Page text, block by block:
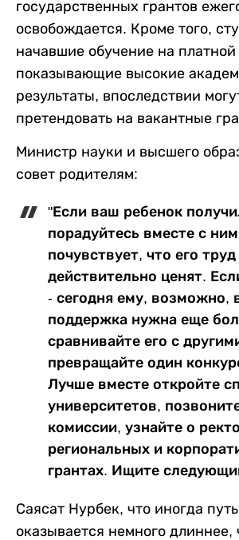
государственных грантов
освобождается. Кроме того,
начавшие обучение на платной
показывающие высокие
результаты, впоследствии
претендовать на вакантные
Министр науки и высшего
совет родителям:
"Если ваш ребенок
порадуйтесь вместе с
почувствует, что его труд
действительно ценят.
- сегодня ему, возможно,
поддержка нужна еще
сравнивайте его с
превращайте один
Лучше вместе откройте
университетов,
комиссии, узнайте о
региональных и
грантах. Ищите
Саясат Нурбек, что иногда
оказывается немного длиннее,